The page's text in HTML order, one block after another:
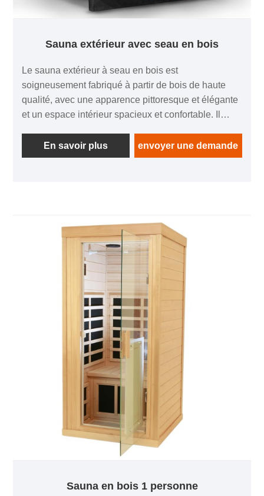
Sauna extérieur avec seau en bois
Le sauna extérieur à seau en bois est
soigneusement fabriqué à partir de bois de haute
qualité, avec une apparence pittoresque et élégante
et un espace intérieur spacieux et confortable. Il
pour aider le corps humain à se détoxifier en
profondeur, favoriser la circulation sanguine et
pendant longtemps. De plus, il est facile à installer,
ne prend pas de place et convient à une utilisation
dans divers endroits tels que les maisons et les
hôtels. L'utilisation d'un sauna en tonneau en bois
vous permet de profiter d'un sauna tout en
ressentant la chaleur et le confort apportés par le
bois naturel, ce qui en fait un choix idéal pour les
personnes modernes qui poursuivent un mode de
En savoir plus envoyer une demande
Sauna en bois 1 personne